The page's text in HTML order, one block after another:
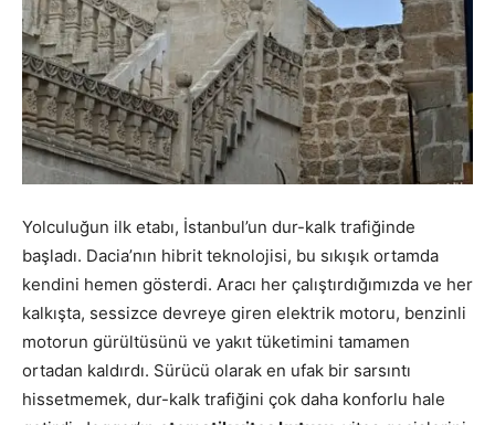
Yolculuğun ilk etabı, İstanbul’un dur-kalk trafiğinde
başladı. Dacia’nın hibrit teknolojisi, bu sıkışık ortamda
kendini hemen gösterdi. Aracı her çalıştırdığımızda ve her
kalkışta, sessizce devreye giren elektrik motoru, benzinli
motorun gürültüsünü ve yakıt tüketimini tamamen
ortadan kaldırdı. Sürücü olarak en ufak bir sarsıntı
hissetmemek, dur-kalk trafiğini çok daha konforlu hale